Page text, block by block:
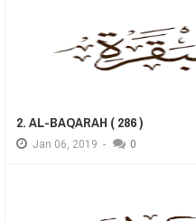
2. AL-BAQARAH ( 286 )
Jan 06, 2019 - 0